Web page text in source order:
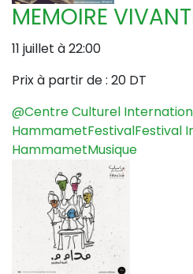
11 juillet à 22:00
Prix à partir de : 20 DT
@Centre Culturel
HammametFestivalFestival
HammametMusique